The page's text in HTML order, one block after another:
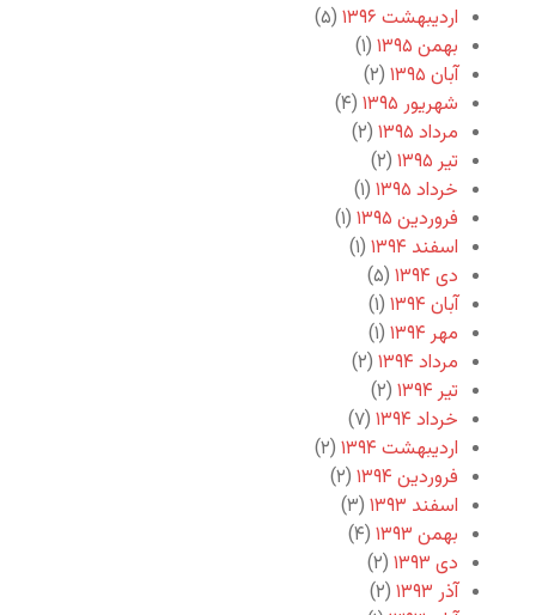
اردیبهشت ۱۳۹۶
(۵)
بهمن ۱۳۹۵
(۱)
آبان ۱۳۹۵
(۲)
شهریور ۱۳۹۵
(۴)
مرداد ۱۳۹۵
(۲)
تیر ۱۳۹۵
(۲)
خرداد ۱۳۹۵
(۱)
فروردین ۱۳۹۵
(۱)
اسفند ۱۳۹۴
(۱)
دی ۱۳۹۴
(۵)
آبان ۱۳۹۴
(۱)
مهر ۱۳۹۴
(۱)
مرداد ۱۳۹۴
(۲)
تیر ۱۳۹۴
(۲)
خرداد ۱۳۹۴
(۷)
اردیبهشت ۱۳۹۴
(۲)
فروردین ۱۳۹۴
(۲)
اسفند ۱۳۹۳
(۳)
بهمن ۱۳۹۳
(۴)
دی ۱۳۹۳
(۲)
آذر ۱۳۹۳
(۲)